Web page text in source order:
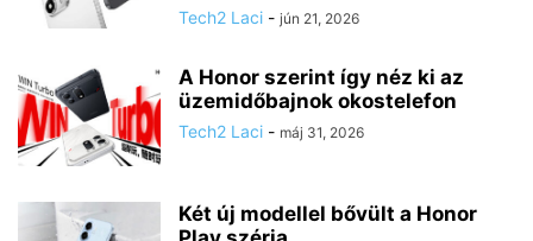
Tech2 Laci - jún 21, 2026
A Honor szerint így néz ki az
üzemidőbajnok okostelefon
Tech2 Laci - máj 31, 2026
Két új modellel bővült a Honor